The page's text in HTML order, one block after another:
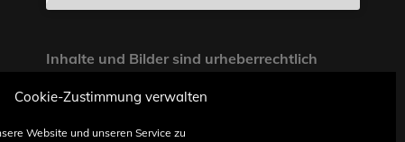
Cookie-Zustimmung verwalten
Website und unseren Service zu
Inhalte und Bilder sind urheberrechtlich
Zustimmung von STONE PROG.